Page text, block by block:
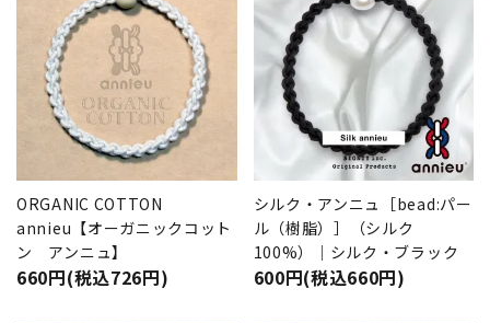
ORGANIC COTTON
annieu【オーガニックコット
ン アンニュ】
660円(税込726円)
シルク・アンニュ［bead:パー
ル（樹脂）］（シルク
100%）｜シルク・ブラック
600円(税込660円)